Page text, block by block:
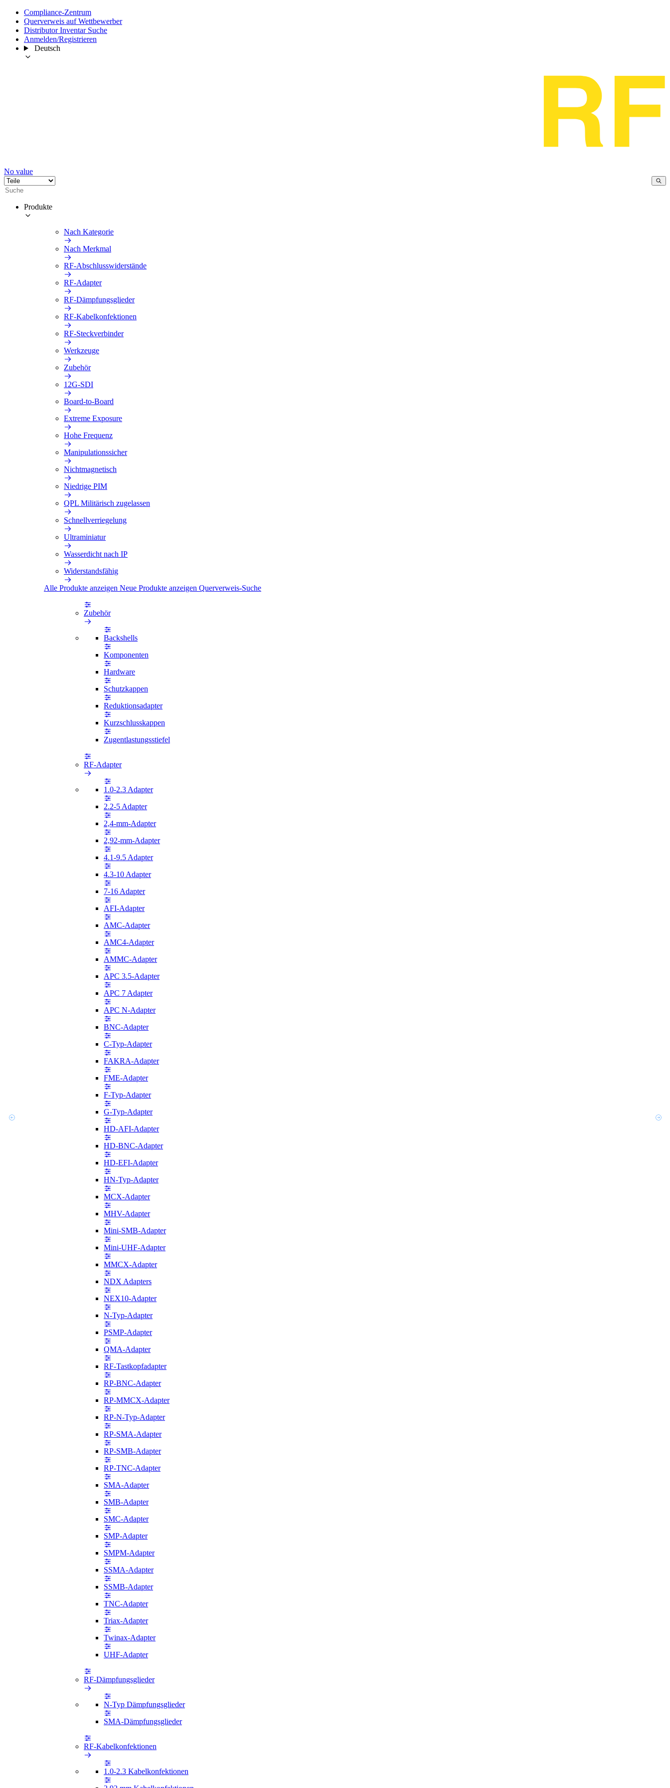
Compliance-Zentrum
Querverweis auf Wettbewerber
Distributor Inventar Suche
Anmelden/Registrieren
Deutsch
No value
Produkte
Nach Kategorie
Nach Merkmal
RF-Abschlusswiderstände
RF-Adapter
RF-Dämpfungsglieder
RF-Kabelkonfektionen
RF-Steckverbinder
Werkzeuge
Zubehör
12G-SDI
Board-to-Board
Extreme Exposure
Hohe Frequenz
Manipulationssicher
Nichtmagnetisch
Niedrige PIM
QPL Militärisch zugelassen
Schnellverriegelung
Ultraminiatur
Wasserdicht nach IP
Widerstandsfähig
Alle Produkte anzeigen Neue Produkte anzeigen Querverweis-Suche
Zubehör
Backshells
Komponenten
Hardware
Schutzkappen
Reduktionsadapter
Kurzschlusskappen
Zugentlastungsstiefel
RF-Adapter
1.0-2.3 Adapter
2.2-5 Adapter
2,4-mm-Adapter
2,92-mm-Adapter
4.1-9.5 Adapter
4.3-10 Adapter
7-16 Adapter
AFI-Adapter
AMC-Adapter
AMC4-Adapter
AMMC-Adapter
APC 3.5-Adapter
APC 7 Adapter
APC N-Adapter
BNC-Adapter
C-Typ-Adapter
FAKRA-Adapter
FME-Adapter
F-Typ-Adapter
G-Typ-Adapter
HD-AFI-Adapter
HD-BNC-Adapter
HD-EFI-Adapter
HN-Typ-Adapter
MCX-Adapter
MHV-Adapter
Mini-SMB-Adapter
Mini-UHF-Adapter
MMCX-Adapter
NDX Adapters
NEX10-Adapter
N-Typ-Adapter
PSMP-Adapter
QMA-Adapter
RF-Tastkopfadapter
RP-BNC-Adapter
RP-MMCX-Adapter
RP-N-Typ-Adapter
RP-SMA-Adapter
RP-SMB-Adapter
RP-TNC-Adapter
SMA-Adapter
SMB-Adapter
SMC-Adapter
SMP-Adapter
SMPM-Adapter
SSMA-Adapter
SSMB-Adapter
TNC-Adapter
Triax-Adapter
Twinax-Adapter
UHF-Adapter
RF-Dämpfungsglieder
N-Typ Dämpfungsglieder
SMA-Dämpfungsglieder
RF-Kabelkonfektionen
1.0-2.3 Kabelkonfektionen